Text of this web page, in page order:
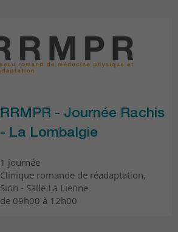
RRMPR - Journée Rachis
- La Lombalgie
1 journée
Clinique romande de réadaptation,
Sion - Salle La Lienne
de 09h00 à 12h00